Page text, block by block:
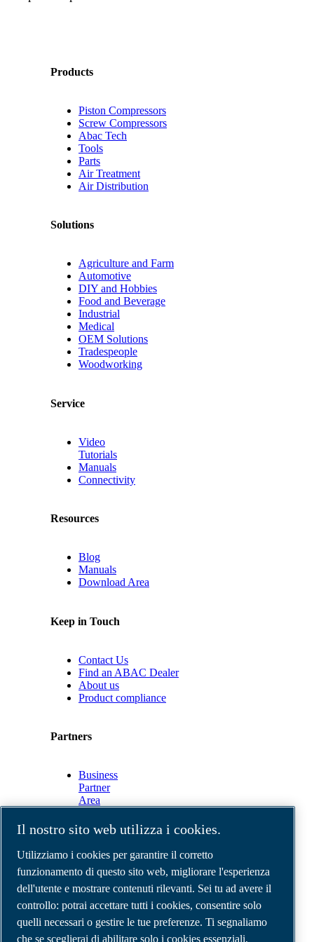
Products
Piston Compressors
Screw Compressors
Abac Tech
Tools
Parts
Air Treatment
Air Distribution
Solutions
Agriculture and Farm
Automotive
DIY and Hobbies
Food and Beverage
Industrial
Medical
OEM Solutions
Tradespeople
Woodworking
Service
Video
Tutorials
Manuals
Connectivity
Resources
Blog
Manuals
Download Area
Keep in Touch
Contact Us
Find an ABAC Dealer
About us
Product compliance
Partners
Business
Partner
Area
Connect
2.0
Business
ABAC
Media
Gallery
©2026 Compressori d'aria ABAC
Note legali e privacy
Il nostro sito web utilizza i cookies.
Utilizziamo i cookies per garantire il corretto
funzionamento di questo sito web, migliorare l'esperienza
dell'utente e mostrare contenuti rilevanti. Sei tu ad avere il
controllo: potrai accettare tutti i cookies, consentire solo
quelli necessari o gestire le tue preferenze. Ti segnaliamo
che se sceglierai di abilitare solo i cookies essenziali,